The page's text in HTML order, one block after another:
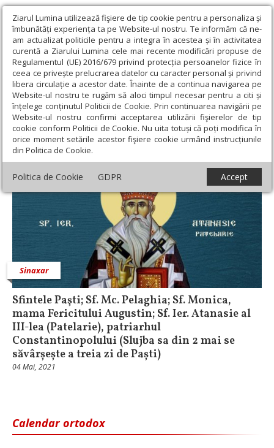
Ziarul Lumina utilizează fişiere de tip cookie pentru a personaliza și
îmbunătăți experiența ta pe Website-ul nostru. Te informăm că ne-
am actualizat politicile pentru a integra în acestea și în activitatea
curentă a Ziarului Lumina cele mai recente modificări propuse de
Regulamentul (UE) 2016/679 privind protecția persoanelor fizice în
ceea ce privește prelucrarea datelor cu caracter personal și privind
libera circulație a acestor date. Înainte de a continua navigarea pe
Website-ul nostru te rugăm să aloci timpul necesar pentru a citi și
înțelege conținutul Politicii de Cookie. Prin continuarea navigării pe
Website-ul nostru confirmi acceptarea utilizării fişierelor de tip
cookie conform Politicii de Cookie. Nu uita totuși că poți modifica în
orice moment setările acestor fişiere cookie urmând instrucțiunile
din Politica de Cookie.
Politica de Cookie GDPR Accept
Ziarul Lumina › 4 mai 2020 - Articole asociate
4 mai 2020 - Articole asociate
Sinaxar
Sfintele Paşti; Sf. Mc. Pelaghia; Sf. Monica,
mama Fericitului Augustin; Sf. Ier. Atanasie al
III-lea (Patelarie), patriarhul
Constantinopolului (Slujba sa din 2 mai se
săvârșește a treia zi de Paști)
04 Mai, 2021
Calendar ortodox